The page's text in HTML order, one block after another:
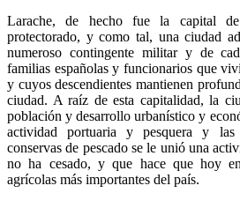
Larache, de hecho fue la capital
protectorado, y como tal, una ciudad
numeroso contingente militar y de
familias españolas y funcionarios que
y cuyos descendientes mantienen
ciudad. A raíz de esta capitalidad, la
población y desarrollo urbanístico y
actividad portuaria y pesquera y
conservas de pescado se le unió una
no ha cesado, y que hace que hoy
agrícolas más importantes del país.